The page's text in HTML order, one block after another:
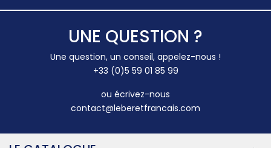
UNE QUESTION ?
Une question, un conseil, appelez-nous !
+33 (0)5 59 01 85 99
ou écrivez-nous
contact@leberetfrancais.com